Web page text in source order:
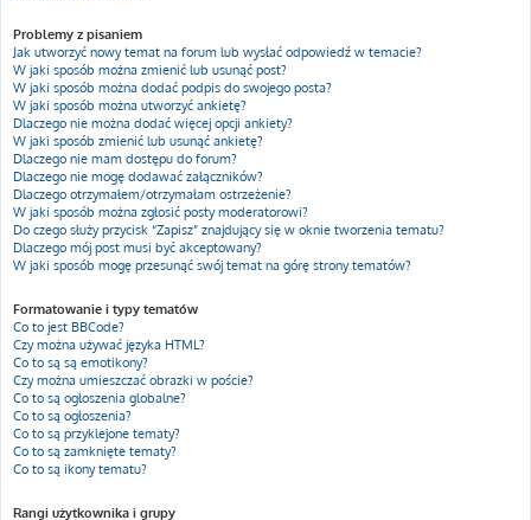
Problemy z pisaniem
Jak utworzyć nowy temat na forum lub wysłać odpowiedź w temacie?
W jaki sposób można zmienić lub usunąć post?
W jaki sposób można dodać podpis do swojego posta?
W jaki sposób można utworzyć ankietę?
Dlaczego nie można dodać więcej opcji ankiety?
W jaki sposób zmienić lub usunąć ankietę?
Dlaczego nie mam dostępu do forum?
Dlaczego nie mogę dodawać załączników?
Dlaczego otrzymałem/otrzymałam ostrzeżenie?
W jaki sposób można zgłosić posty moderatorowi?
Do czego służy przycisk “Zapisz” znajdujący się w oknie tworzenia tematu?
Dlaczego mój post musi być akceptowany?
W jaki sposób mogę przesunąć swój temat na górę strony tematów?
Formatowanie i typy tematów
Co to jest BBCode?
Czy można używać języka HTML?
Co to są są emotikony?
Czy można umieszczać obrazki w poście?
Co to są ogłoszenia globalne?
Co to są ogłoszenia?
Co to są przyklejone tematy?
Co to są zamknięte tematy?
Co to są ikony tematu?
Rangi użytkownika i grupy